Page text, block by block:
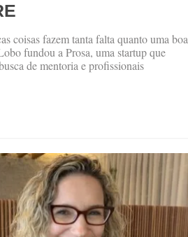
coisas fazem tanta falta quanto uma boa
fundou a Prosa, uma startup que
de mentoria e profissionais